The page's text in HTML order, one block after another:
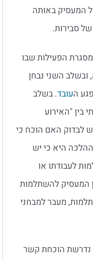
המעסיק באותה
סבירות.
הפעילות שבו
ובשלב השני נבחן
העובד. בשלב
בין "האירוע
לבדוק האם הוכח כי
היא כי יש
לעבודתו או
המעסיק להשתלמות
מעבר למבחני
נדרשת הוכחת קשר